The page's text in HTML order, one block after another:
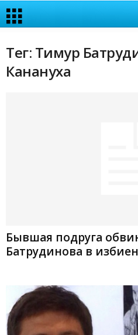
Тег: Тимур
Канануха
Бывшая подруга
Батрудинова в